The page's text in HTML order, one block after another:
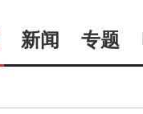
新闻 专题